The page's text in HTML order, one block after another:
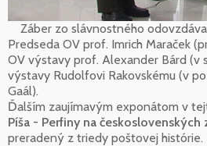
Záber zo slávnostného
Predseda OV prof. Imrich Maraček
OV výstavy prof. Alexander Bárd (v
výstavy Rudolfovi Rakovskému (v
Gaál).
Ďalším zaujímavým exponátom v
Píša - Perfiny na československých
preradený z triedy poštovej